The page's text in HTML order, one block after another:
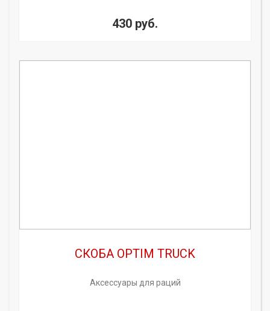
430 руб.
СКОБА OPTIM TRUCK
Аксессуары для раций